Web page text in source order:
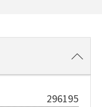
296195